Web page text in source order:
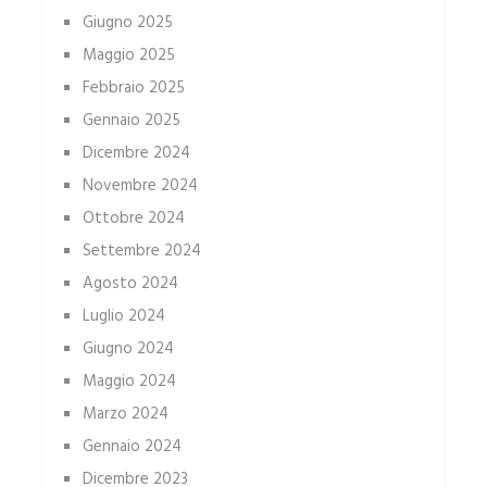
Giugno 2025
Maggio 2025
Febbraio 2025
Gennaio 2025
Dicembre 2024
Novembre 2024
Ottobre 2024
Settembre 2024
Agosto 2024
Luglio 2024
Giugno 2024
Maggio 2024
Marzo 2024
Gennaio 2024
Dicembre 2023